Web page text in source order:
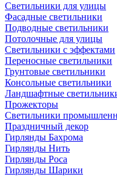
Светильники для улицы
Фасадные светильники
Подводные светильники
Потолочные для улицы
Светильники с эффектами
Переносные светильники
Грунтовые светильники
Консольные светильники
Ландшафтные
Прожекторы
Светильники
Праздничный декор
Гирлянды Бахрома
Гирлянды Нить
Гирлянды Роса
Гирлянды Шарики